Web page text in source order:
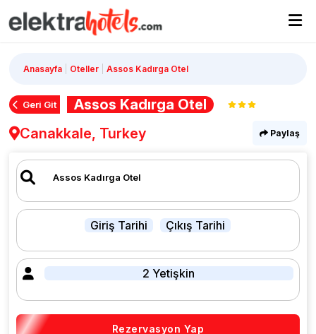
Anasayfa Oteller Assos Kadırga Otel
Geri Git
Assos Kadırga Otel
Canakkale, Turkey
Paylaş
Giriş Tarihi Çıkış Tarihi
2 Yetişkin
Rezervasyon Yap